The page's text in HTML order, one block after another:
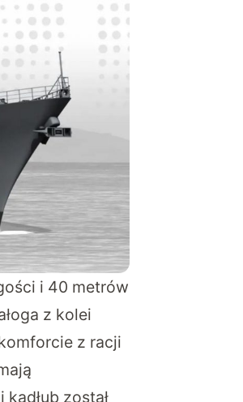
i 40 metrów
z kolei
z racji
został